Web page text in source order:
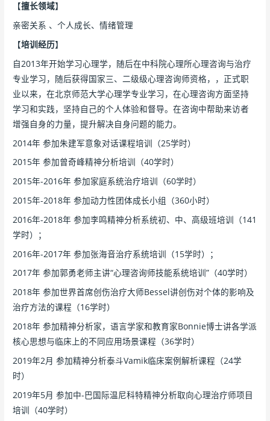
【擅长领域】
亲密关系 、个人成长、情绪管理
【培训经历】
自2013年开始学习心理学，随后在中科院心理所心理咨询与治疗
专业学习，随后获得国家三、二级级心理咨询师资格，，正式职
业以来，在北京师范大学心理学专业学习，在心理咨询方面坚持
学习和实践，坚持自己的个人体验和督导。在咨询中帮助来访者
增强自身的力量，提升解决自身问题的能力。
2014年 参加朱建军意象对话课程培训（25学时）
2015年 参加曾奇峰精神分析培训（40学时）
2015年-2016年 参加家庭系统治疗培训（60学时）
2015年-2018年 参加动力性团体成长小组（360小时）
2016年-2018年 参加李鸣精神分析系统初、中、高级班培训（141
学时）；
2016年-2017年 参加张海音治疗系统培训（15学时）；
2017年 参加郭勇老师主讲“心理咨询师技能系统培训”（40学时）
2018年 参加世界首席创伤治疗大师Bessel讲创伤对个体的影响及
治疗方法的课程（16学时）
2018年 参加精神分析家，语言学家和教育家Bonnie博士讲各学派
核心思想与临床上的不同应用场景课程（36学时）
2019年2月 参加精神分析泰斗Vamik临床案例解析课程（24学
时）
2019年5月 参加中-巴国际温尼科特精神分析取向心理治疗师项目
培训（40学时）